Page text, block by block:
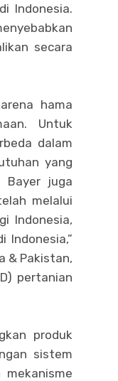
Indonesia.
secara
hama
Untuk
dalam
yang
Bayer juga
melalui
Indonesia,
& Pakistan,
pertanian
produk
sistem